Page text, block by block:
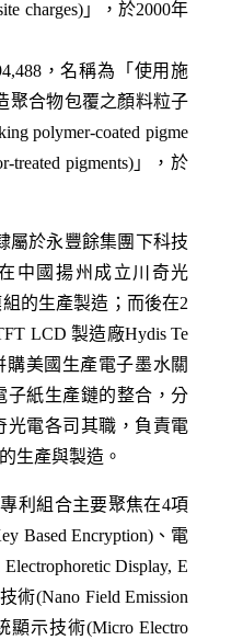
charges)」，於2000年
，名稱為「使用施
聚合物包覆之顏料粒子
polymer-coated pigme
treated pigments)」，於
屬於永豐餘集團下科技
中國揚州成立川奇光
的生產製造；而後在2
LCD 製造廠Hydis Te
購美國生產電子墨水關
子紙生產鏈的整合，分
光電各司其職，負責電
生產與製造。
利組合主要聚焦在4項
Based Encryption)、電
Display, E
(Nano Field Emission
顯示技術(Micro Electro